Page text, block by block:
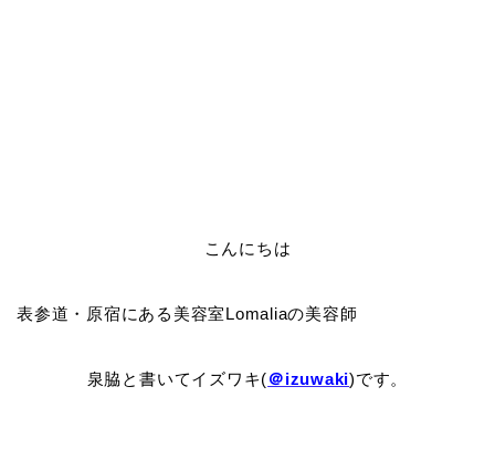
こんにちは
表参道・原宿にある美容室Lomaliaの美容師
泉脇と書いてイズワキ(＠izuwaki)です。